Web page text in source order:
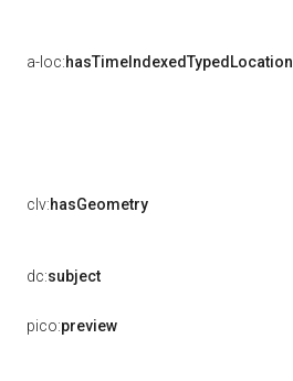
a-loc:hasTimeIndexedTypedLocation
clv:hasGeometry
dc:subject
pico:preview